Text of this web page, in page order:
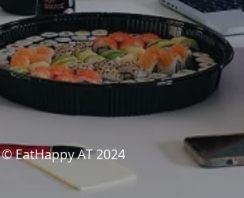
© EatHappy AT 2024